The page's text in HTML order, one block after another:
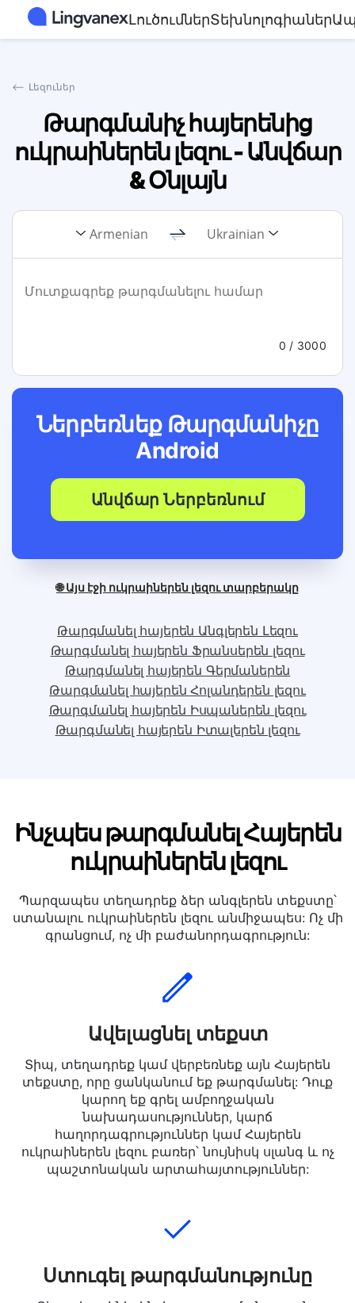
ԼուծումներՏեխնոլոգիաներ
⟵ Լեզուներ
Թարգմանիչ հայերենից
ուկրաիներեն լեզու - Անվճար
& Օնլայն
Armenian Ukrainian
0 / 3000
Ներբեռնեք Թարգմանիչը
Android
Անվճար Ներբեռնում
🌐 Այս էջի ուկրաիներեն լեզու տարբերակը
Թարգմանել հայերեն Անգլերեն Լեզու
Թարգմանել հայերեն Ֆրանսերեն լեզու
Թարգմանել հայերեն Գերմաներեն
Թարգմանել հայերեն Հոլանդերեն լեզու
Ինչպես թարգմանել Հայերեն
ուկրաիներեն լեզու
Պարզապես տեղադրեք ձեր անգլերեն տեքստը՝
գրանցում, ոչ մի բաժանորդագրություն:
Ավելացնել տեքստ
Տիպ, տեղադրեք կամ վերբեռնեք այն Հայերեն
տեքստը, որը ցանկանում եք թարգմանել: Դուք
կարող եք գրել ամբողջական
նախադասություններ, կարճ
հաղորդագրություններ կամ Հայերեն